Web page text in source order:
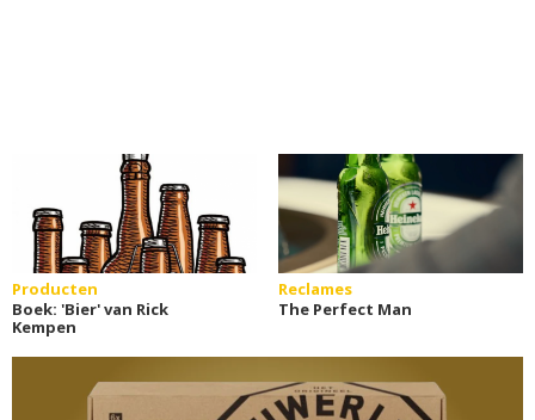
Producten
Boek: 'Bier' van Rick
Kempen
Reclames
The Perfect Man